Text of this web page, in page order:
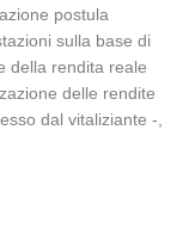
postula
sulla base di
della rendita reale
delle rendite
dal vitaliziante -,